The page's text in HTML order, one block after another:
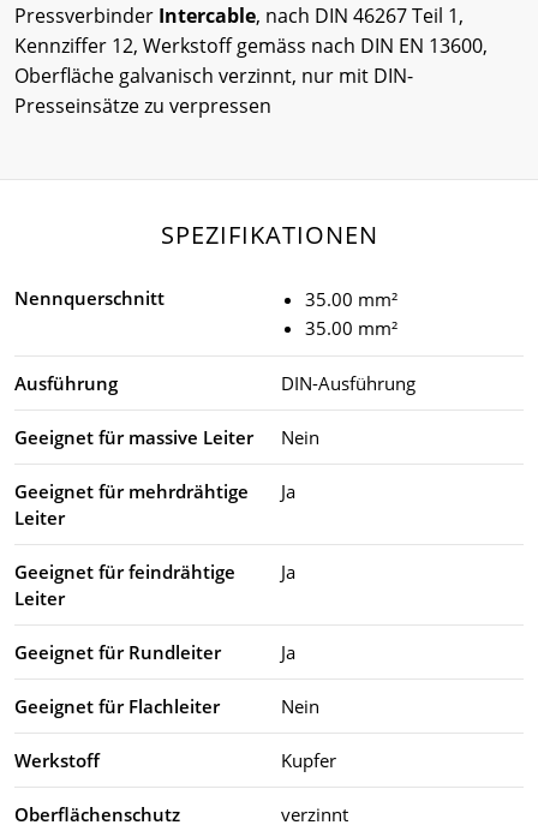
Pressverbinder Intercable, nach DIN 46267 Teil 1,
Kennziffer 12, Werkstoff gemäss nach DIN EN 13600,
Oberfläche galvanisch verzinnt, nur mit DIN-
Presseinsätze zu verpressen
SPEZIFIKATIONEN
Nennquerschnitt
35.00 mm²
35.00 mm²
Ausführung DIN-Ausführung
Geeignet für massive Leiter Nein
Geeignet für mehrdrähtige
Leiter
Ja
Geeignet für feindrähtige
Leiter
Ja
Geeignet für Rundleiter Ja
Geeignet für Flachleiter Nein
Werkstoff Kupfer
Oberflächenschutz verzinnt